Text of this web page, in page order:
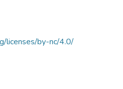
licenses/by-nc/4.0/